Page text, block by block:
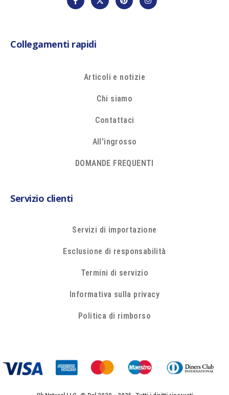
Collegamenti rapidi
Articoli e notizie
Chi siamo
Contattaci
All'ingrosso
DOMANDE FREQUENTI
Servizio clienti
Servizi di importazione
Esclusione di responsabilità
Termini di servizio
Informativa sulla privacy
Politica di rimborso